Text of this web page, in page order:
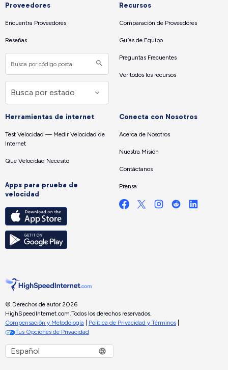
Proveedores
Encuentra Proveedores
Reseñas
Recursos
Comparación de Proveedores
Guías de Equipo
Preguntas Frecuentes
Ver todos los recursos
Herramientas de internet
Test Velocidad — Medir Velocidad de
Internet
Que Velocidad Necesito
Apps para prueba de
velocidad
Conecta con Nosotros
Acerca de Nosotros
Nuestra Misión
Contáctanos
Prensa
© Derechos de autor 2026
HighSpeedInternet.com.Todos los derechos reservados.
Compensación y Metodología
Política de Privacidad y Términos
Tus Opciones de Privacidad